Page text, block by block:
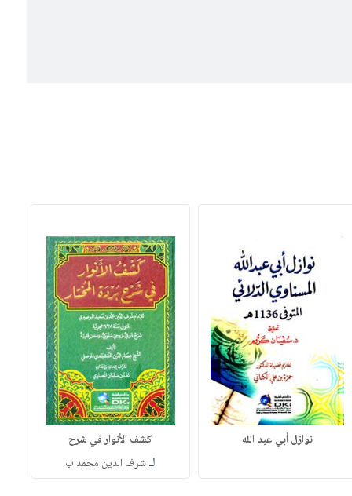
نوازل أبي عبد الله كشف الأنوار في شرح
لـشرف الدين محمد ب